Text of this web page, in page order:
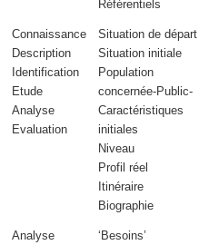
Référentiels
Connaissance
Description
Identification
Etude
Analyse
Evaluation
Situation de départ
Situation initiale
Population
concernée-Public-
Caractéristiques
initiales
Niveau
Profil réel
Itinéraire
Biographie
Analyse
‘Besoins’